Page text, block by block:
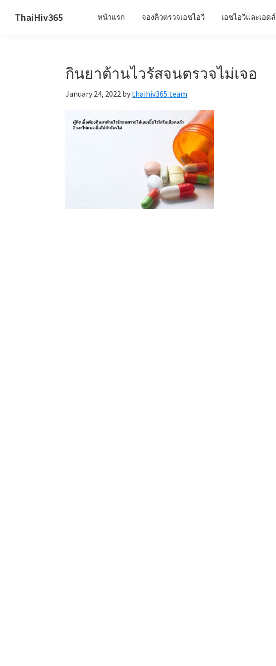
ThaiHiv365 หน้าแรก จองคิวตรวจเอชไอวี เอชไอวีและเอดส์
กินยาต้านไวรัสจนตรวจไม่เจอ
January 24, 2022 by thaihiv365 team